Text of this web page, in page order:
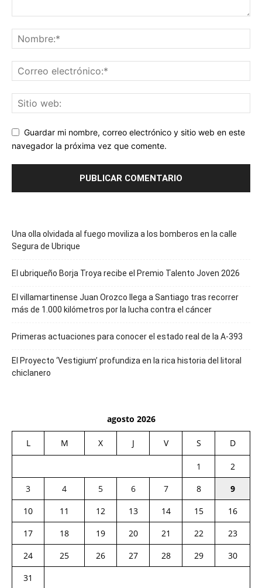
Guardar mi nombre, correo electrónico y sitio web en este
navegador la próxima vez que comente.
Una olla olvidada al fuego moviliza a los bomberos en la calle
Segura de Ubrique
El ubriqueño Borja Troya recibe el Premio Talento Joven 2026
El villamartinense Juan Orozco llega a Santiago tras recorrer
más de 1.000 kilómetros por la lucha contra el cáncer
Primeras actuaciones para conocer el estado real de la A-393
El Proyecto ‘Vestigium’ profundiza en la rica historia del litoral
chiclanero
agosto 2026
L M X J V S D
1
2
3
4 5 6 7 8
9
10
11 12 13 14 15
16
17
18 19 20 21 22
23
24
25 26 27 28 29
30
31